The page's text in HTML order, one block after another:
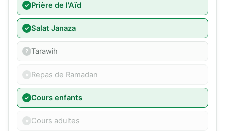
Prière de l'Aïd
Salat Janaza
Tarawih
Repas de Ramadan
Cours enfants
Cours adultes